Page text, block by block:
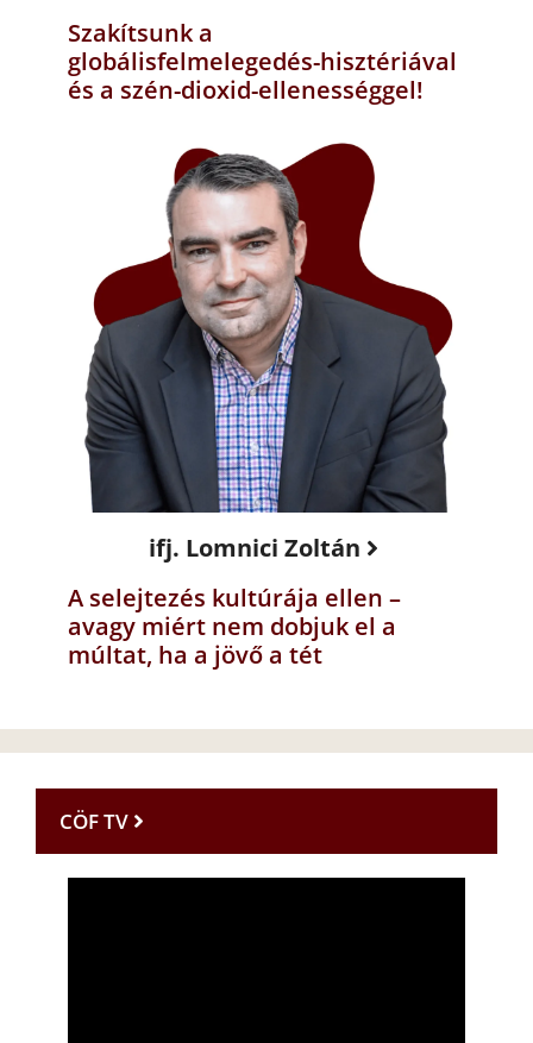
Szakítsunk a
globálisfelmelegedés-hisztériával
és a szén-dioxid-ellenességgel!
ifj. Lomnici Zoltán
A selejtezés kultúrája ellen –
avagy miért nem dobjuk el a
múltat, ha a jövő a tét
CÖF TV